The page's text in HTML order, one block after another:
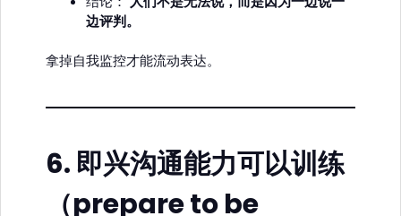
边评判。
拿掉自我监控才能流动表达。
6.即兴沟通能力可以训练
（prepare to be